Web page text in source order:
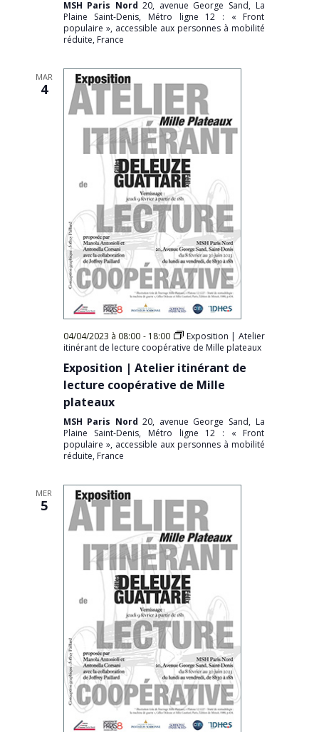
MSH Paris Nord20, avenue George Sand, La
Plaine Saint-Denis, Métro ligne 12 : « Front
populaire », accessible aux personnes à mobilité
réduite, France
MAR
4
04/04/2023 à 08:00 - 18:00
Exposition | Atelier
itinérant de lecture coopérative de Mille plateaux
Exposition | Atelier itinérant de
lecture coopérative de Mille
plateaux
MSH Paris Nord20, avenue George Sand, La
Plaine Saint-Denis, Métro ligne 12 : « Front
populaire », accessible aux personnes à mobilité
réduite, France
MER
5